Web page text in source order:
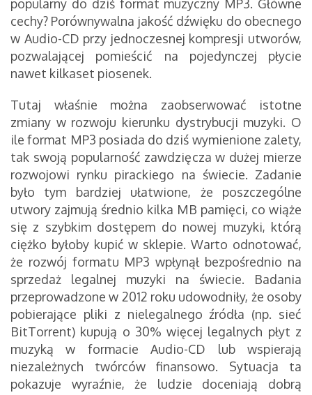
popularny do dziś format muzyczny MP3. Główne
cechy? Porównywalna jakość dźwięku do obecnego
w Audio-CD przy jednoczesnej kompresji utworów,
pozwalającej pomieścić na pojedynczej płycie
nawet kilkaset piosenek.
Tutaj właśnie można zaobserwować istotne
zmiany w rozwoju kierunku dystrybucji muzyki. O
ile format MP3 posiada do dziś wymienione zalety,
tak swoją popularność zawdzięcza w dużej mierze
rozwojowi rynku pirackiego na świecie. Zadanie
było tym bardziej ułatwione, że poszczególne
utwory zajmują średnio kilka MB pamięci, co wiąże
się z szybkim dostępem do nowej muzyki, którą
ciężko byłoby kupić w sklepie. Warto odnotować,
że rozwój formatu MP3 wpłynął bezpośrednio na
sprzedaż legalnej muzyki na świecie. Badania
przeprowadzone w 2012 roku udowodniły, że osoby
pobierające pliki z nielegalnego źródła (np. sieć
BitTorrent) kupują o 30% więcej legalnych płyt z
muzyką w formacie Audio-CD lub wspierają
niezależnych twórców finansowo. Sytuacja ta
pokazuje wyraźnie, że ludzie doceniają dobrą